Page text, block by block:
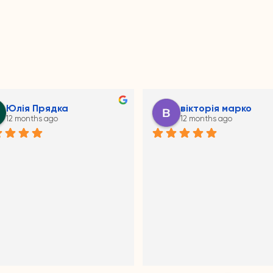
Юлія Прядка
12 months ago
вікторія марко
12 months ago